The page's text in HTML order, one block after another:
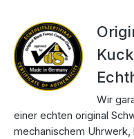
Wir
einer echten original
mechanischem